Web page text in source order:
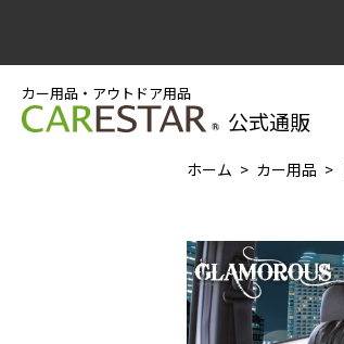
カー用品・アウトドア用品
公式通販
ホーム カー用品